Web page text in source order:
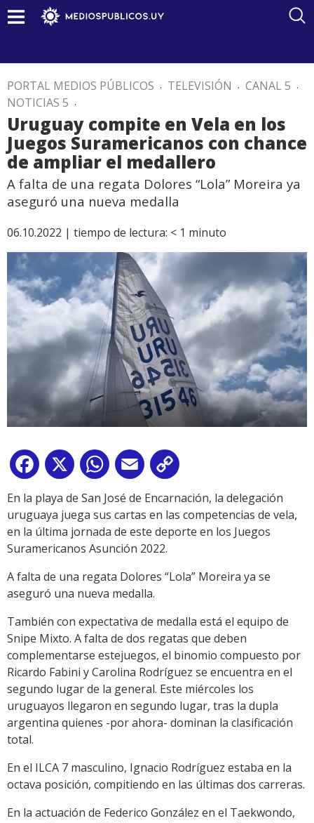
PORTAL MEDIOS PÚBLICOS . TELEVISIÓN . CANAL 5 .
NOTICIAS 5 .
Uruguay compite en Vela en los
Juegos Suramericanos con chance
de ampliar el medallero
A falta de una regata Dolores “Lola” Moreira ya
aseguró una nueva medalla
06.10.2022 | tiempo de lectura: < 1 minuto
Facebook
X WhatsApp
Email
Link
En la playa de San José de Encarnación, la delegación
uruguaya juega sus cartas en las competencias de vela,
en la última jornada de este deporte en los Juegos
Suramericanos Asunción 2022.
A falta de una regata Dolores “Lola” Moreira ya se
aseguró una nueva medalla.
También con expectativa de medalla está el equipo de
Snipe Mixto. A falta de dos regatas que deben
complementarse estejuegos, el binomio compuesto por
Ricardo Fabini y Carolina Rodríguez se encuentra en el
segundo lugar de la general. Este miércoles los
uruguayos llegaron en segundo lugar, tras la dupla
argentina quienes -por ahora- dominan la clasificación
total.
En el ILCA 7 masculino, Ignacio Rodríguez estaba en la
octava posición, compitiendo en las últimas dos carreras.
En la actuación de Federico González en el Taekwondo,